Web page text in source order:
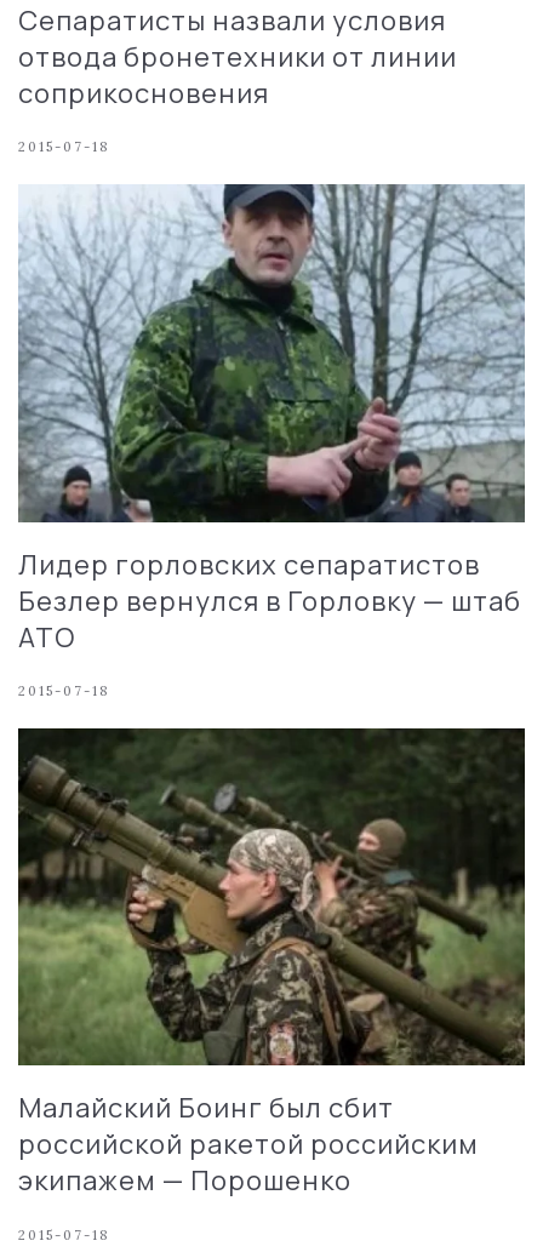
Сепаратисты назвали условия
отвода бронетехники от линии
соприкосновения
2015-07-18
Лидер горловских сепаратистов
Безлер вернулся в Горловку — штаб
АТО
2015-07-18
Малайский Боинг был сбит
российской ракетой российским
экипажем — Порошенко
2015-07-18